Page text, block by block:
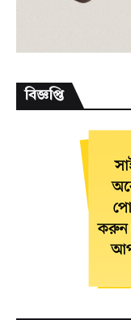
বিজ্ঞপ্তি